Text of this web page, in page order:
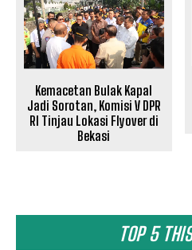
TOP 5
Kemacetan Bulak Kapal
Jadi Sorotan, Komisi V DPR
RI Tinjau Lokasi Flyover di
Bekasi